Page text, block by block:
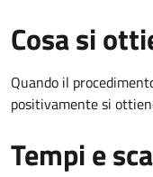
Cosa si
Quando il
positivamente si
Tempi e